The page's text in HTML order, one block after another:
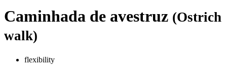
Caminhada de avestruz (Ostrich
walk)
flexibility